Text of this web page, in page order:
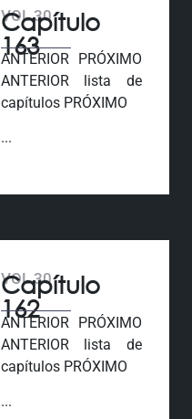
VOL 30
Capítulo
163
ANTERIOR PRÓXIMO
ANTERIOR lista de
capítulos PRÓXIMO
...
VOL 30
Capítulo
162
ANTERIOR PRÓXIMO
ANTERIOR lista de
capítulos PRÓXIMO
...